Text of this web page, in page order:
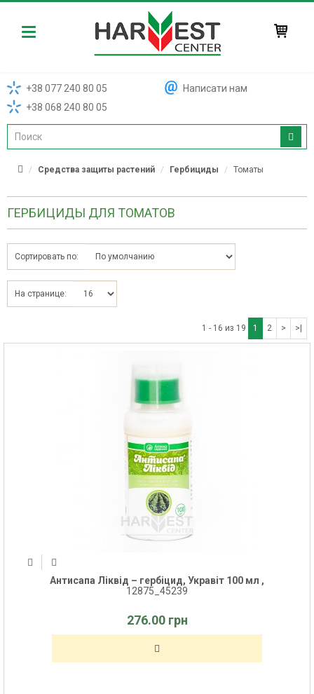
Harvest
+38 077 240 80 05
+38 068 240 80 05
Написати нам
Средства защиты растений Гербициды Томаты
ГЕРБИЦИДЫ ДЛЯ ТОМАТОВ
Сортировать по:
На странице:
1 - 16 из 19 1 2 > >|
Антисапа Ліквід – гербіцид, Укравіт 100 мл ,
12875_45239
276.00 грн